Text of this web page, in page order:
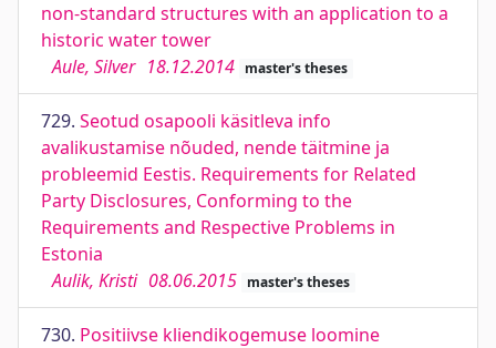
non-standard structures with an application to a
historic water tower
Aule, Silver 18.12.2014 master's theses
729. Seotud osapooli käsitleva info
avalikustamise nõuded, nende täitmine ja
probleemid Eestis. Requirements for Related
Party Disclosures, Conforming to the
Requirements and Respective Problems in
Estonia
Aulik, Kristi 08.06.2015 master's theses
730. Positiivse kliendikogemuse loomine